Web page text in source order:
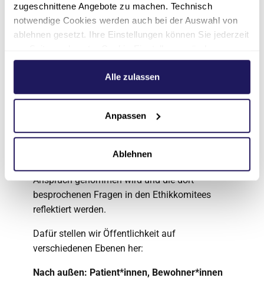
zugeschnittene Angebote zu machen. Technisch
notwendige Cookies werden auch bei der Auswahl von
ablehnen gesetzt. Ihre Einstellungen können Sie jederzeit
Weitere Informationen hierzu finden Sie in unserer
.
Alle zulassen
Anpassen
Ablehnen
Ethikarbeit in allen Einrichtungen der
Johannesstift Diakonie intern – bei allen
Mitarbeitenden – und extern bei Patient*innen,
Ethikarbeit soll im Bewusstsein aller
dass die Mitglieder der Ethikkomitees in der
jeweiligen Einrichtung bekannt sind. Ziel ist,
dass Ethikberatung bei ethischen
Anspruch genommen wird und die dort
besprochenen Fragen in den Ethikkomitees
reflektiert werden.
Dafür stellen wir Öffentlichkeit auf
verschiedenen Ebenen her:
Nach außen: Patient*innen, Bewohner*innen